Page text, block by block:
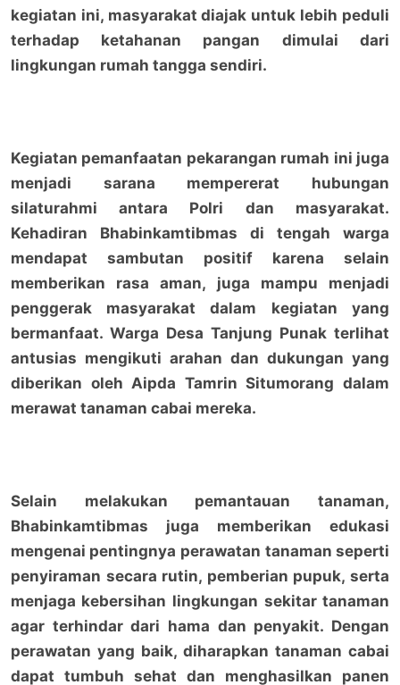
kegiatan ini, masyarakat diajak untuk lebih peduli
terhadap ketahanan pangan dimulai dari
lingkungan rumah tangga sendiri.
Kegiatan pemanfaatan pekarangan rumah ini juga
menjadi sarana mempererat hubungan
silaturahmi antara Polri dan masyarakat.
Kehadiran Bhabinkamtibmas di tengah warga
mendapat sambutan positif karena selain
memberikan rasa aman, juga mampu menjadi
penggerak masyarakat dalam kegiatan yang
bermanfaat. Warga Desa Tanjung Punak terlihat
antusias mengikuti arahan dan dukungan yang
diberikan oleh Aipda Tamrin Situmorang dalam
merawat tanaman cabai mereka.
Selain melakukan pemantauan tanaman,
Bhabinkamtibmas juga memberikan edukasi
mengenai pentingnya perawatan tanaman seperti
penyiraman secara rutin, pemberian pupuk, serta
menjaga kebersihan lingkungan sekitar tanaman
agar terhindar dari hama dan penyakit. Dengan
perawatan yang baik, diharapkan tanaman cabai
dapat tumbuh sehat dan menghasilkan panen